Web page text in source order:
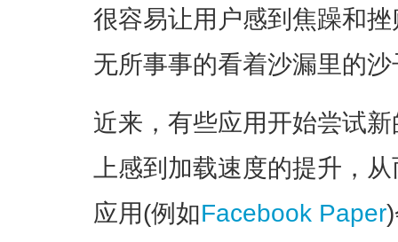
很容易让用户感到焦躁和
无所事事的看着沙漏里的
近来，有些应用开始尝试
上感到加载速度的提升，
应用(例如Facebook Paper